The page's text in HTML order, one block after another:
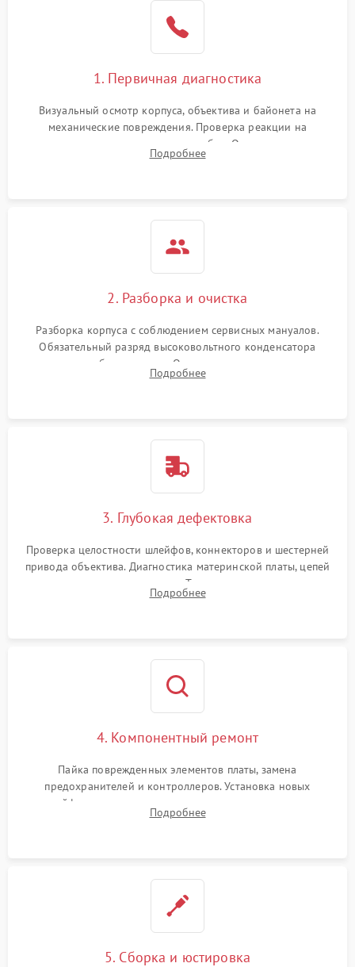
1. Первичная диагностика
Визуальный осмотр корпуса, объектива и байонета на
механические повреждения. Проверка реакции на
включение, считывание кодов ошибок. Оценка состояния
матрицы и затвора, проверка работы автофокуса и вспышки.
Подробнее
2. Разборка и очистка
Разборка корпуса с соблюдением сервисных мануалов.
Обязательный разряд высоковольтного конденсатора
вспышки для безопасности. Очистка внутренних узлов от
пыли, песка и следов влаги с помощью спецсредств.
Подробнее
3. Глубокая дефектовка
Проверка целостности шлейфов, коннекторов и шестерней
привода объектива. Диагностика материнской платы, цепей
питания и картоприемника. Тестирование механизма
затвора и блока внутрикамерной стабилизации.
Подробнее
4. Компонентный ремонт
Пайка поврежденных элементов платы, замена
предохранителей и контроллеров. Установка новых
шлейфов, дисплея, механизма затвора или двигателя
автофокуса. Восстановление геометрии тубуса объектива
Подробнее
5. Сборка и юстировка